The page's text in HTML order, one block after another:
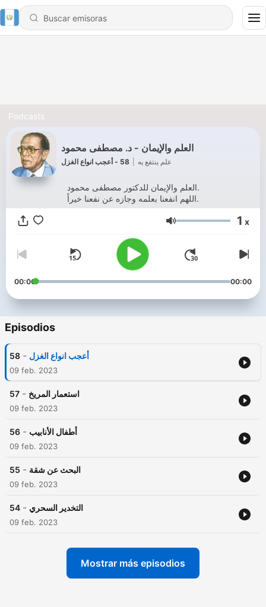
Podcasts
العلم والإيمان - د. مصطفى محمود
علم ينتفع يه 58 - أعجب انواع الغزل
العلم والإيمان للدكتور مصطفى محمود.
اللهم انفعنا بعلمه وجازه عن نفعنا خيراً.
Volumen 1 x
00:00 00:00
Episodios
58 - أعجب انواع الغزل
09 feb. 2023
57 - استعمار المريخ
09 feb. 2023
56 - أطفال الأنابيب
09 feb. 2023
55 - البحث عن شقة
09 feb. 2023
54 - التخدير السحري
09 feb. 2023
Mostrar más episodios